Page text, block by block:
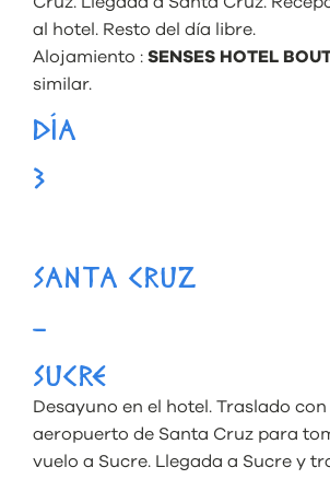
al hotel. Resto del día libre.
Alojamiento : SENSES HOTEL
similar.
DÍA
3
SANTA CRUZ
–
SUCRE
Desayuno en el hotel. Traslado con
aeropuerto de Santa Cruz para
vuelo a Sucre. Llegada a Sucre y